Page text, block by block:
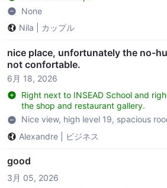
Please be assured we are taking your
and our Housekeeping Managers will
that their teams carry out the needed
as it helps us improve the quality of
provide a safer, cleaner, and more
None
Nila
カップル
nice place, unfortunately the no-
not confortable.
6月 18, 2026
Right next to INSEAD School and
the shop and restaurant gallery.
Nice view, high level 19, spacious
Alexandre
ビジネス
good
3月 05, 2026